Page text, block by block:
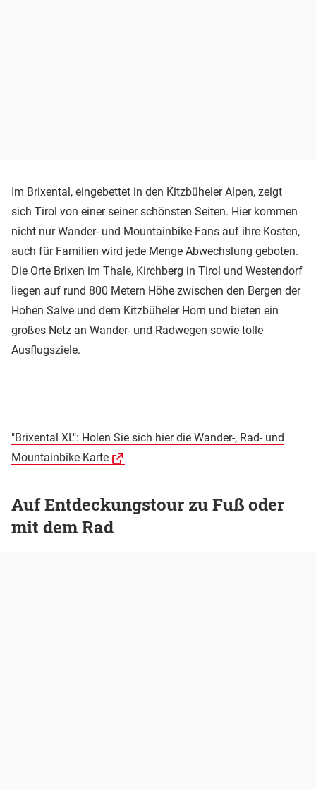
Im Brixental, eingebettet in den Kitzbüheler Alpen, zeigt
sich Tirol von einer seiner schönsten Seiten. Hier kommen
nicht nur Wander- und Mountainbike-Fans auf ihre Kosten,
auch für Familien wird jede Menge Abwechslung geboten.
Die Orte Brixen im Thale, Kirchberg in Tirol und Westendorf
liegen auf rund 800 Metern Höhe zwischen den Bergen der
Hohen Salve und dem Kitzbüheler Horn und bieten ein
großes Netz an Wander- und Radwegen sowie tolle
Ausflugsziele.
"Brixental XL": Holen Sie sich hier die Wander-, Rad- und
Mountainbike-Karte
Auf Entdeckungstour zu Fuß oder
mit dem Rad